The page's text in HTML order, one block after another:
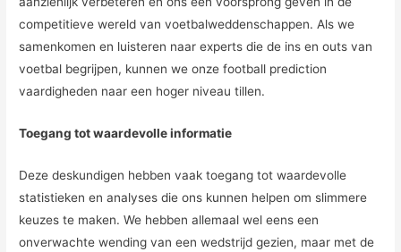
competitieve wereld van voetbalweddenschappen. Als we
samenkomen en luisteren naar experts die de ins en outs van
voetbal begrijpen, kunnen we onze football prediction
vaardigheden naar een hoger niveau tillen.
Toegang tot waardevolle informatie
Deze deskundigen hebben vaak toegang tot waardevolle
statistieken en analyses die ons kunnen helpen om slimmere
keuzes te maken. We hebben allemaal wel eens een
onverwachte wending van een wedstrijd gezien, maar met de